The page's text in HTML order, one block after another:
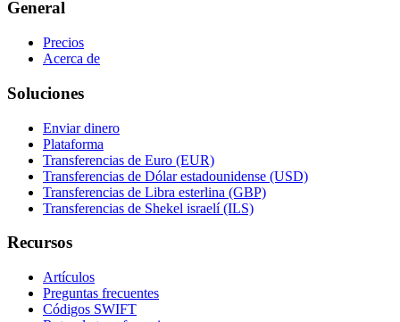
General
Precios
Acerca de
Soluciones
Enviar dinero
Plataforma
Transferencias de Euro (EUR)
Transferencias de Dólar estadounidense (USD)
Transferencias de Libra esterlina (GBP)
Transferencias de Shekel israelí (ILS)
Recursos
Artículos
Preguntas frecuentes
Códigos SWIFT